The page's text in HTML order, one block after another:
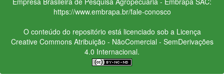
https://www.embrapa.br/fale-conosco
O conteúdo do repositório está licenciado sob a Licença
Creative CommonsAtribuição - NãoComercial - SemDerivações
4.0 Internacional.